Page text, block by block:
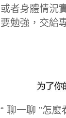
或者身體情況
要勉強，交給
“ 聊一聊 ”怎麼